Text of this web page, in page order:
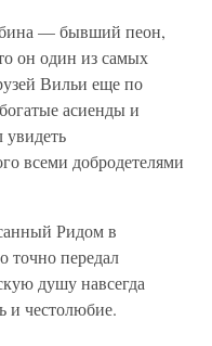
— бывший пеон,
он один из самых
Вильи еще по
асиенды и
увидеть
всеми добродетелями
Ридом в
точно передал
душу навсегда
и честолюбие.